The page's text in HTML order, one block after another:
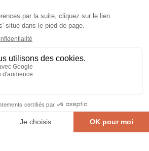
QUI SOMMES-NOUS ?
NOTES ET RÉFÉRENCES